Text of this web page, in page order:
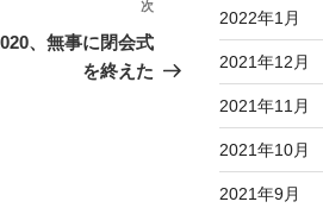
次
の
投
次
、無事に閉会式
を終えた
2022年1月
2021年12月
2021年11月
2021年10月
2021年9月